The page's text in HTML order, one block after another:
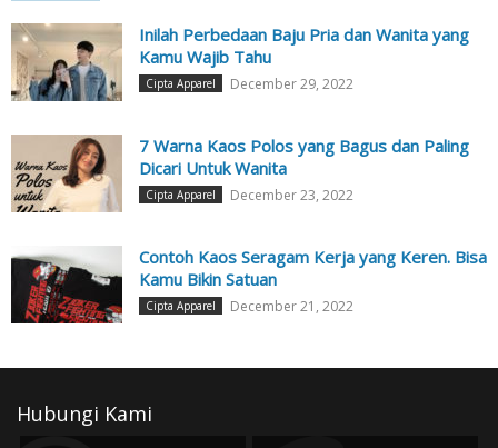
Inilah Perbedaan Baju Pria dan Wanita yang
Kamu Wajib Tahu
Cipta Apparel December 29, 2022
7 Warna Kaos Polos yang Bagus dan Paling
Dicari Untuk Wanita
Cipta Apparel December 23, 2022
Contoh Kaos Seragam Kerja yang Keren. Bisa
Kamu Bikin Satuan
Cipta Apparel December 21, 2022
Hubungi Kami